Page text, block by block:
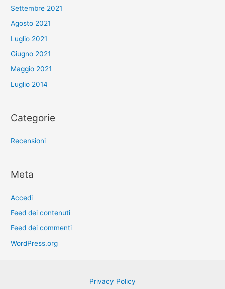
Settembre 2021
Agosto 2021
Luglio 2021
Giugno 2021
Maggio 2021
Luglio 2014
Categorie
Recensioni
Meta
Accedi
Feed dei contenuti
Feed dei commenti
WordPress.org
Privacy Policy